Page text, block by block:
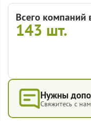
Всего компаний
143 шт.
Нужны
Свяжитесь с